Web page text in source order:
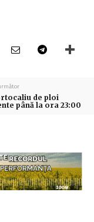
de ploi
până la ora 23:00